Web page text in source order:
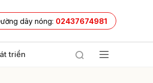
dây nóng: 02437674981
triển